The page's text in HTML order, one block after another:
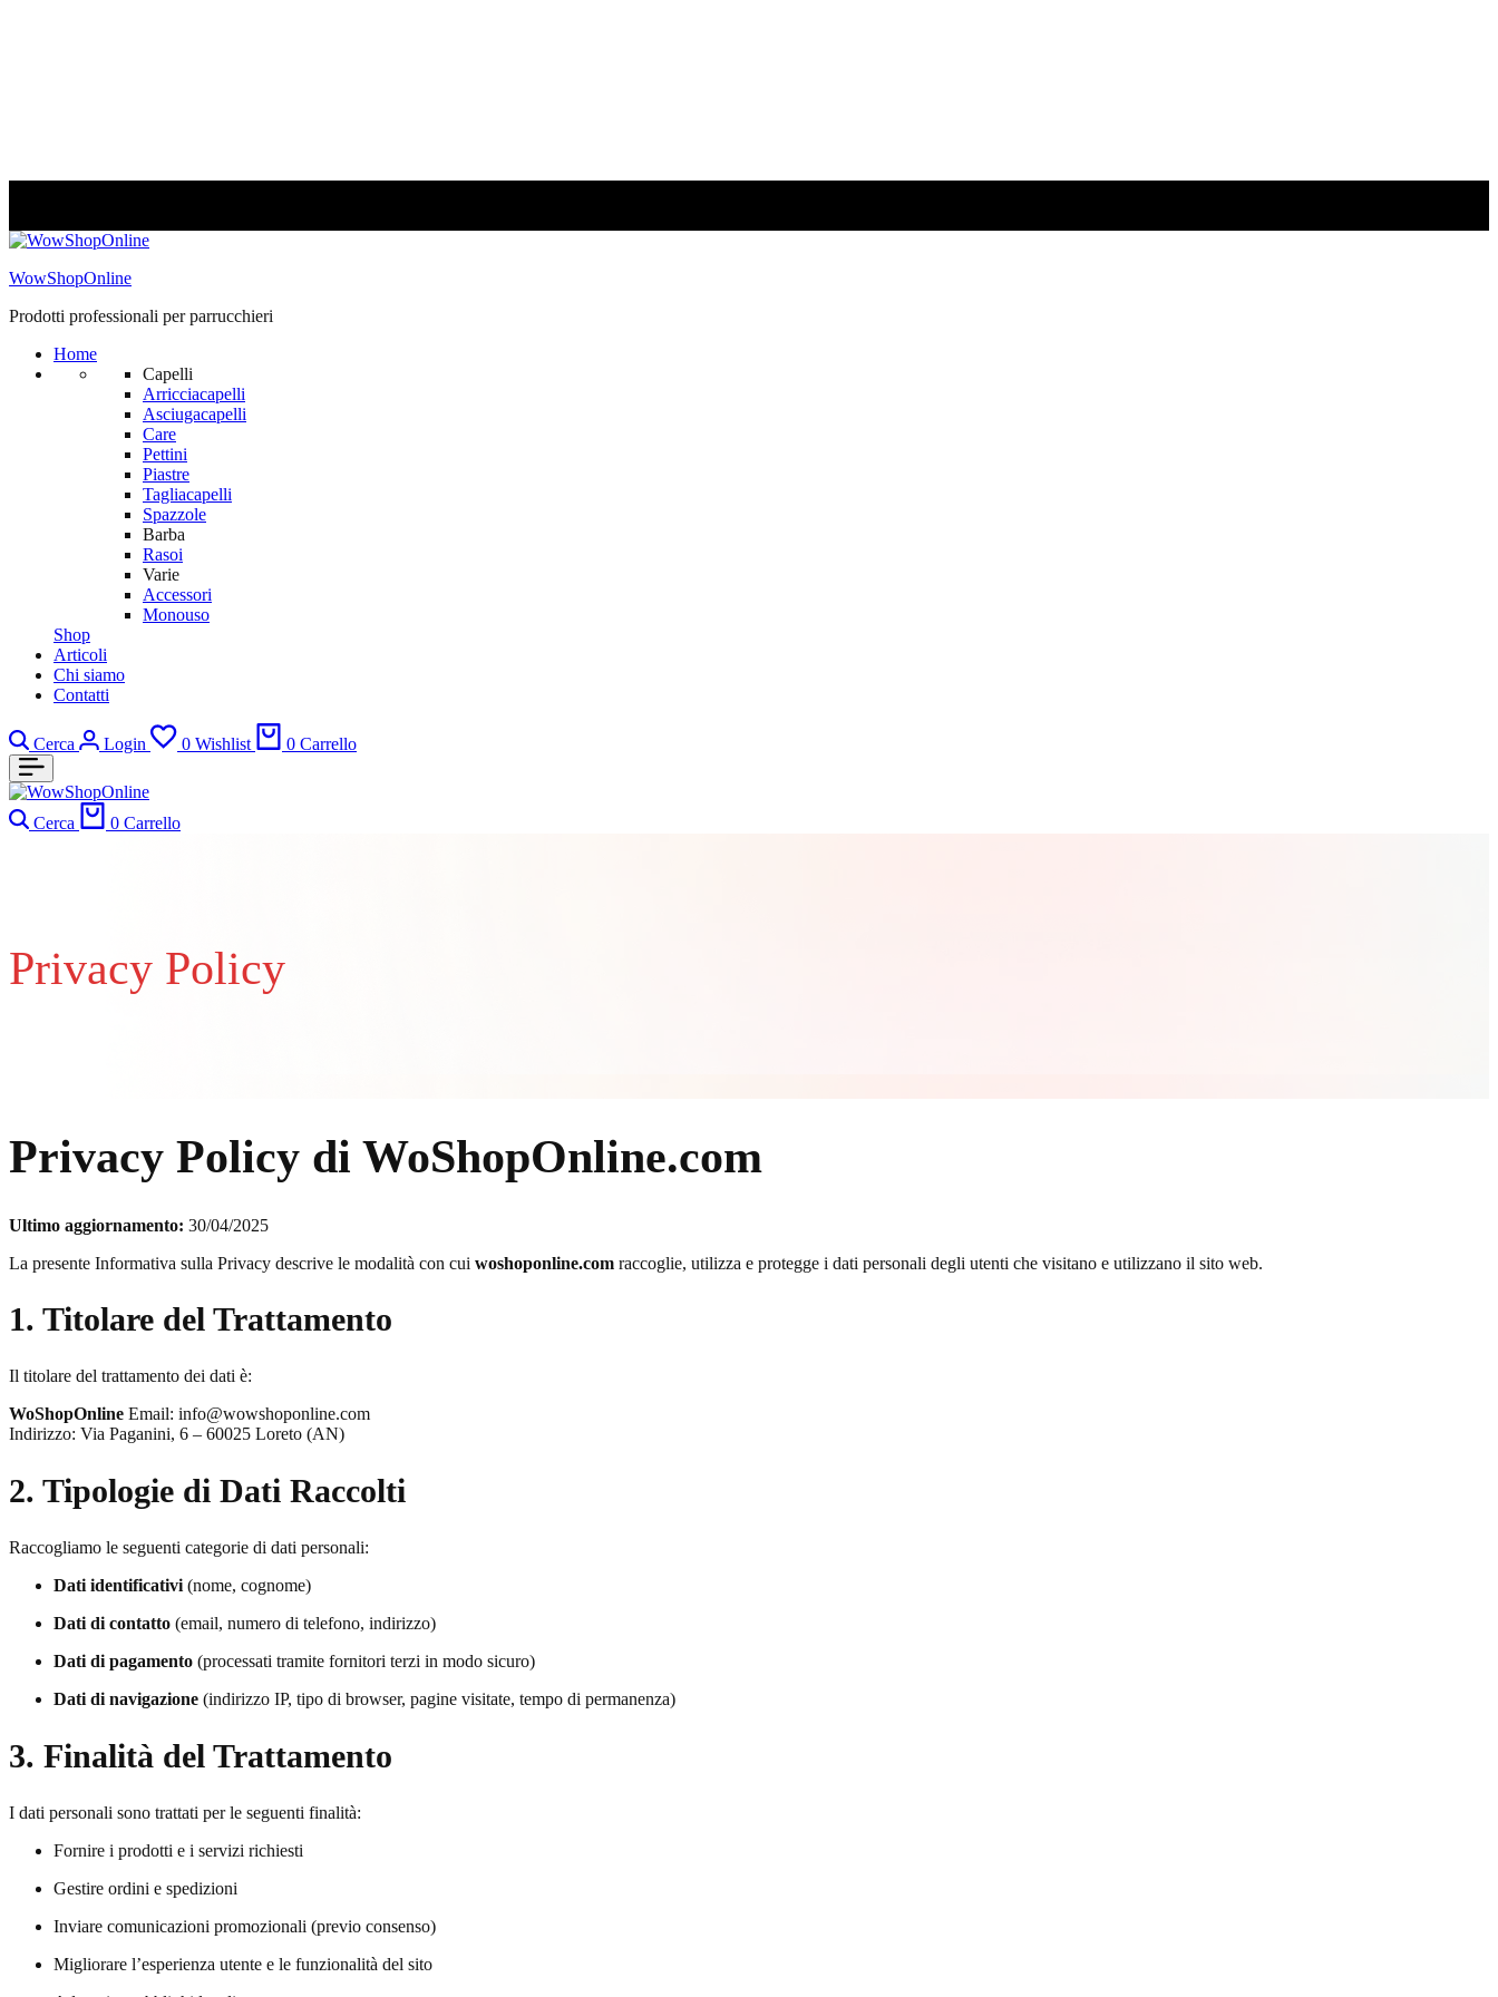
WowShopOnline
Prodotti professionali per parrucchieri
Home
Capelli
Arricciacapelli
Asciugacapelli
Care
Pettini
Piastre
Tagliacapelli
Spazzole
Barba
Rasoi
Varie
Accessori
Monouso
Shop
Articoli
Chi siamo
Contatti
Cerca Login 0 Wishlist 0 Carrello
Cerca 0 Carrello
Privacy Policy
Privacy Policy di WoShopOnline.com
Ultimo aggiornamento: 30/04/2025
La presente Informativa sulla Privacy descrive le modalità con cui woshoponline.com raccoglie, utilizza e protegge i dati personali degli utenti che visitano e utilizzano il sito web.
1. Titolare del Trattamento
Il titolare del trattamento dei dati è:
WoShopOnline Email: info@wowshoponline.com
Indirizzo: Via Paganini, 6 – 60025 Loreto (AN)
2. Tipologie di Dati Raccolti
Raccogliamo le seguenti categorie di dati personali:
Dati identificativi (nome, cognome)
Dati di contatto (email, numero di telefono, indirizzo)
Dati di pagamento (processati tramite fornitori terzi in modo sicuro)
Dati di navigazione (indirizzo IP, tipo di browser, pagine visitate, tempo di permanenza)
3. Finalità del Trattamento
I dati personali sono trattati per le seguenti finalità:
Fornire i prodotti e i servizi richiesti
Gestire ordini e spedizioni
Inviare comunicazioni promozionali (previo consenso)
Migliorare l’esperienza utente e le funzionalità del sito